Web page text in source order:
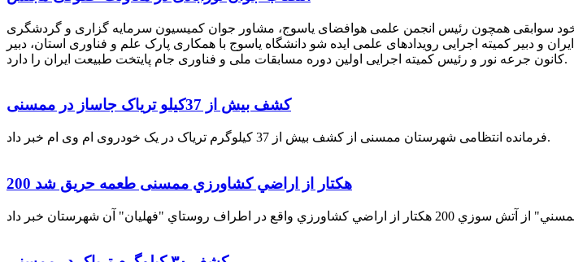
سوابقی همچون رئیس انجمن علمی هوافضای یاسوج، مشاور جوان کمیسیون سرمایه گزاری و گردشگری
دبیر کمیته اجرایی رویدادهای علمی ایده شو دانشگاه یاسوج با همکاری پارک علم و فناوری استان، دبیر
کانون جرعه نور و رئیس کمیته اجرایی اولین دوره مسابقات ملی و فناوری جام پایتخت طبیعت ایران را دارد.
کشف بیش از 37کیلو تریاک جاساز در ممسنی
فرمانده انتظامی شهرستان ممسنی از کشف بیش از 37 کیلوگرم تریاک در یک خودروی ام وی ام خبر داد.
200 هكتار از اراضي كشاورزي ممسنی طعمه حریق شد